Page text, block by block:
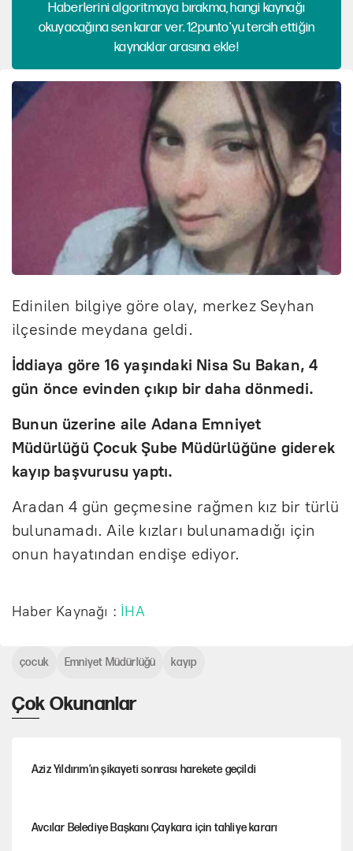
Haberlerini algoritmaya bırakma, hangi kaynağı
okuyacağına sen karar ver. 12punto'yu tercih ettiğin
kaynaklar arasına ekle!
Edinilen bilgiye göre olay, merkez Seyhan
ilçesinde meydana geldi.
İddiaya göre 16 yaşındaki Nisa Su Bakan, 4
gün önce evinden çıkıp bir daha dönmedi.
Bunun üzerine aile Adana Emniyet
Müdürlüğü Çocuk Şube Müdürlüğüne giderek
kayıp başvurusu yaptı.
Aradan 4 gün geçmesine rağmen kız bir türlü
bulunamadı. Aile kızları bulunamadığı için
onun hayatından endişe ediyor.
Haber Kaynağı : İHA
Çok Okunanlar
Aziz Yıldırım’ın şikayeti sonrası harekete geçildi
Avcılar Belediye Başkanı Çaykara için tahliye kararı
çocuk Emniyet Müdürlüğü kayıp